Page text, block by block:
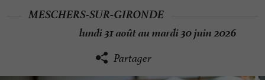
MESCHERS-SUR-GIRONDE
lundi 31 août au mardi 30 juin 2026
Partager